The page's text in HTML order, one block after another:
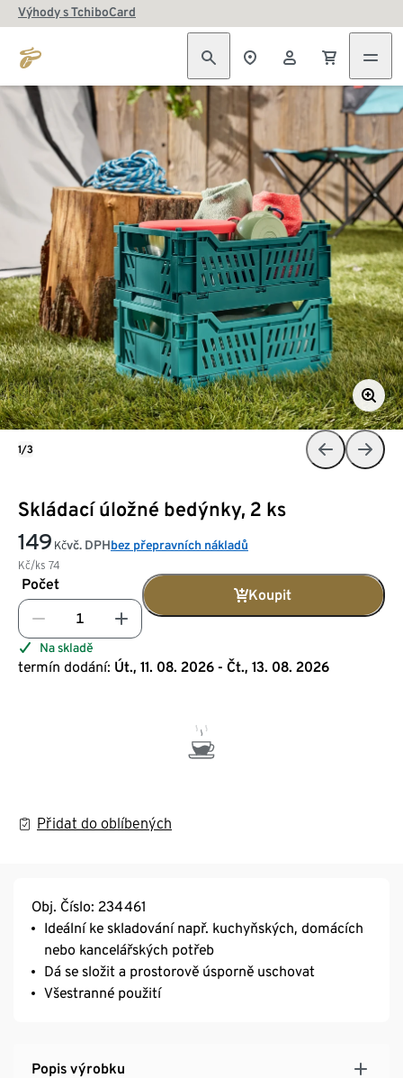
Výhody s TchiboCard
Skládací úložné bedýnky, 2 ks
149 Kč
Kč/ks 74
vč. DPHbez přepravních nákladů
Počet
Koupit
Na skladě
termín dodání: Út., 11. 08. 2026 - Čt., 13. 08. 2026
Přidat do oblíbených
1/3
Obj. Číslo: 234461
Ideální ke skladování např. kuchyňských, domácích
nebo kancelářských potřeb
Dá se složit a prostorově úsporně uschovat
Všestranné použití
Popis výrobku